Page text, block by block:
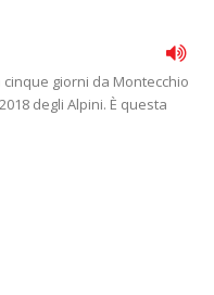
giorni da Montecchio
degli Alpini. È questa